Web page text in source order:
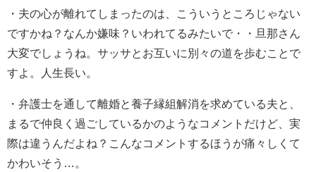
・ 夫の心が離れてしまったのは、こういうところじゃない
ですかね？ なんか嫌味？いわれてるみたいで・・旦那さん
大変でしょうね。 サッサとお互いに別々の道を歩むことで
すよ。人生長い。
・ 弁護士を通して離婚と養子縁組解消を求めている夫と、
まるで仲良く過ごしているかのようなコメントだけど、実
際は違うんだよね？ こんなコメントするほうが痛々しくて
かわいそう…。